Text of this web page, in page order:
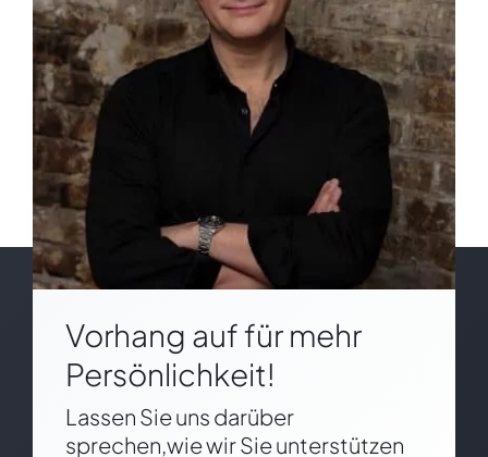
Vorhang auf für mehr
Persönlichkeit!
Lassen Sie uns darüber
sprechen,wie wir Sie unterstützen